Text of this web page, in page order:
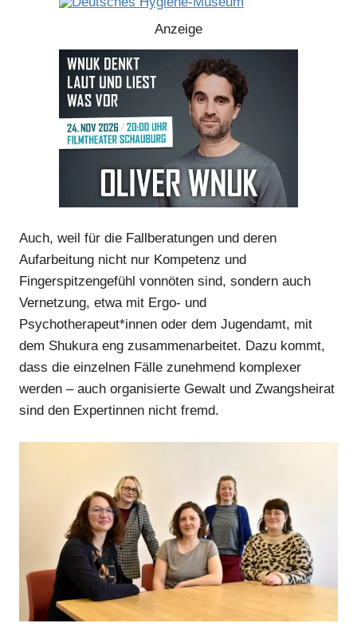
Anzeige
Anzeige
Anzeige
Anzeige
Anzeige
Anzeige
Auch, weil für die Fallberatungen und deren
Aufarbeitung nicht nur Kompetenz und
Fingerspitzengefühl vonnöten sind, sondern auch
Vernetzung, etwa mit Ergo- und
Psychotherapeut*innen oder dem Jugendamt, mit
dem Shukura eng zusammenarbeitet. Dazu kommt,
dass die einzelnen Fälle zunehmend komplexer
werden – auch organisierte Gewalt und Zwangsheirat
sind den Expertinnen nicht fremd.